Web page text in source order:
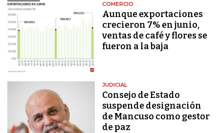
COMERCIO
Aunque exportaciones
crecieron 7% en junio,
ventas de café y flores se
fueron a la baja
JUDICIAL
Consejo de Estado
suspende designación
de Mancuso como gestor
de paz